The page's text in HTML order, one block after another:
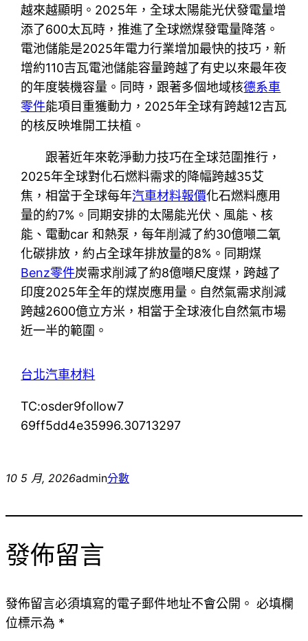
越來越顯明。2025年，全球太陽能光伏發電量增
添了600太瓦時，推進了全球燃煤發電量降落。
電池儲能是2025年電力行業增加最快的技巧，新
增約110吉瓦電池儲能容量跨越了有史以來最年夜
的年度裝機容量。同時，跟著多個地域核德系車
零件能項目重獲動力，2025年全球有跨越12吉瓦
的核反映堆開工扶植。
跟著近年來乾淨動力技巧在全球范圍推行，
2025年全球對化石燃料需求的降幅跨越35艾
焦，相當于全球每年汽車材料報價化石燃料應用
量的約7%。同期安排的太陽能光伏、風能、核
能、電動car 和熱泵，每年削減了約30億噸二氧
化碳排放，約占全球年排放量的8%。同期煤
Benz零件炭需求削減了約8億噸尺度煤，跨越了
印度2025年全年的煤炭應用量。自然氣需求削減
跨越2600億立方米，相當于全球液化自然氣市場
近一半的範圍。
台北汽車材料
TC:osder9follow7
69ff5dd4e35996.30713297
10 5 月, 2026admin分數
發佈留言
發佈留言必須填寫的電子郵件地址不會公開。 必填欄
位標示為 *